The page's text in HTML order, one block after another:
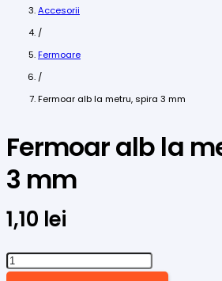
Accesorii
/
Fermoare
/
Fermoar alb la metru, spira 3 mm
Fermoar alb la
3 mm
1,10 lei
Cantitate